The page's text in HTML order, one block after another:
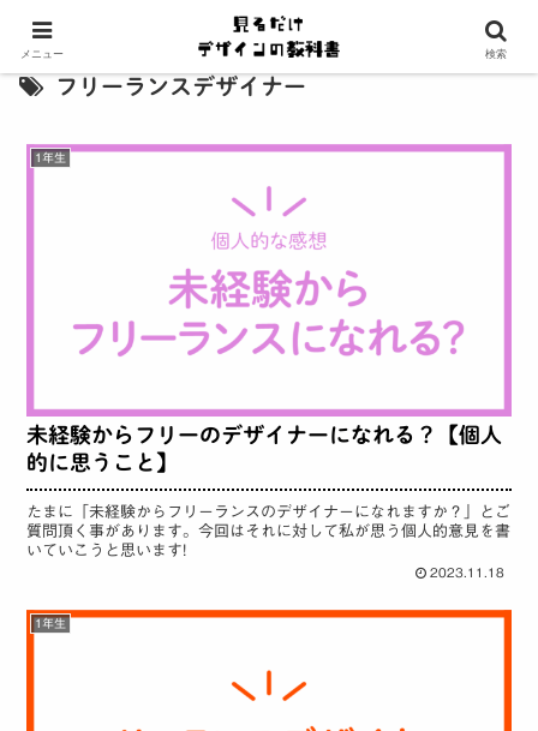
フリーランスデザイナー
1年生
未経験からフリーのデザイナーになれる？【個人
的に思うこと】
たまに「未経験からフリーランスのデザイナーになれますか？」とご
質問頂く事があります。今回はそれに対して私が思う個人的意見を書
いていこうと思います!
2023.11.18
1年生
メニュー 検索